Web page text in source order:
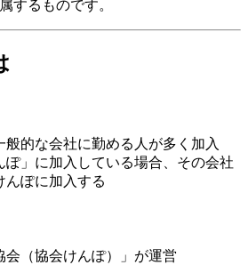
するものです。
般的な会社に勤める人が多く加入
ぽ」に加入している場合、その会社
んぽに加入する
会（協会けんぽ）」が運営